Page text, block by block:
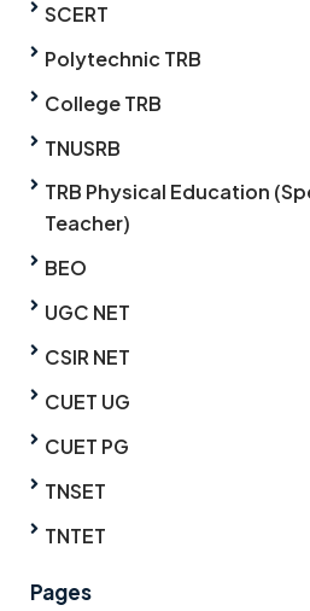
SCERT
Polytechnic TRB
College TRB
TNUSRB
TRB Physical Education
Teacher)
BEO
UGC NET
CSIR NET
CUET UG
CUET PG
TNSET
TNTET
Pages